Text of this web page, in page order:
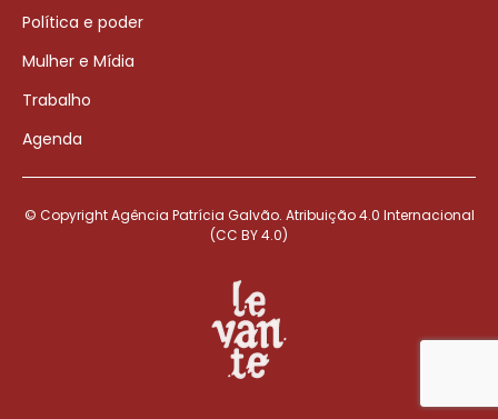
Política e poder
Mulher e Mídia
Trabalho
Agenda
© Copyright Agência Patrícia Galvão. Atribuição 4.0 Internacional
(CC BY 4.0)